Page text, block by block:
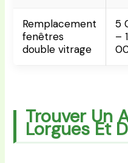
Remplacement
fenêtres
double vitrage
5
–
Trouver Un
Lorgues Et